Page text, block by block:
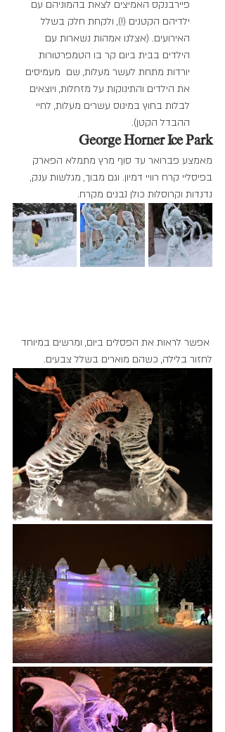
פיירבנקס האמיצים לצאת בהמוניהם עם
ילדיהם הקטנים (!), ולקחת חלק בשלל
האירועים. (אצלנו אמהות נשארות עם
הילדים בבית ביום קר בו הטמפרטורות
יורדות מתחת לעשר מעלות, שם  מעמיסים
את הילדים והתינוקות על מזחלות, ויוצאים
לבלות בחוץ במינוס עשרים מעלות, לחיי
ההבדל הקטן).
George Horner Ice Park
מאמצע פברואר עד סוף מרץ מתמלא הפארק
בפיסליי קרח רוויי דמיון. וגם מבוך, מגלשות ענק,
נדנדות וקרוסלות כולן נבנים מקרח.
אפשר לראות את הפסלים ביום, ומרשים במיוחד
לחזור בלילה, כשהם מוארים בשלל צבעים.